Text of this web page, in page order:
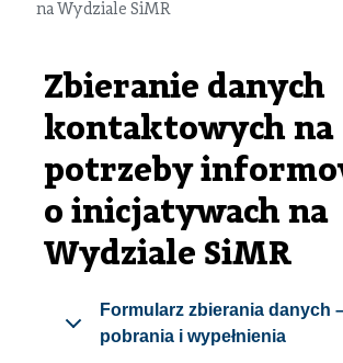
na Wydziale SiMR
Zbieranie danych
kontaktowych na
potrzeby
o inicjatywach na
Wydziale SiMR
Formularz zbierania danych
pobrania i wypełnienia